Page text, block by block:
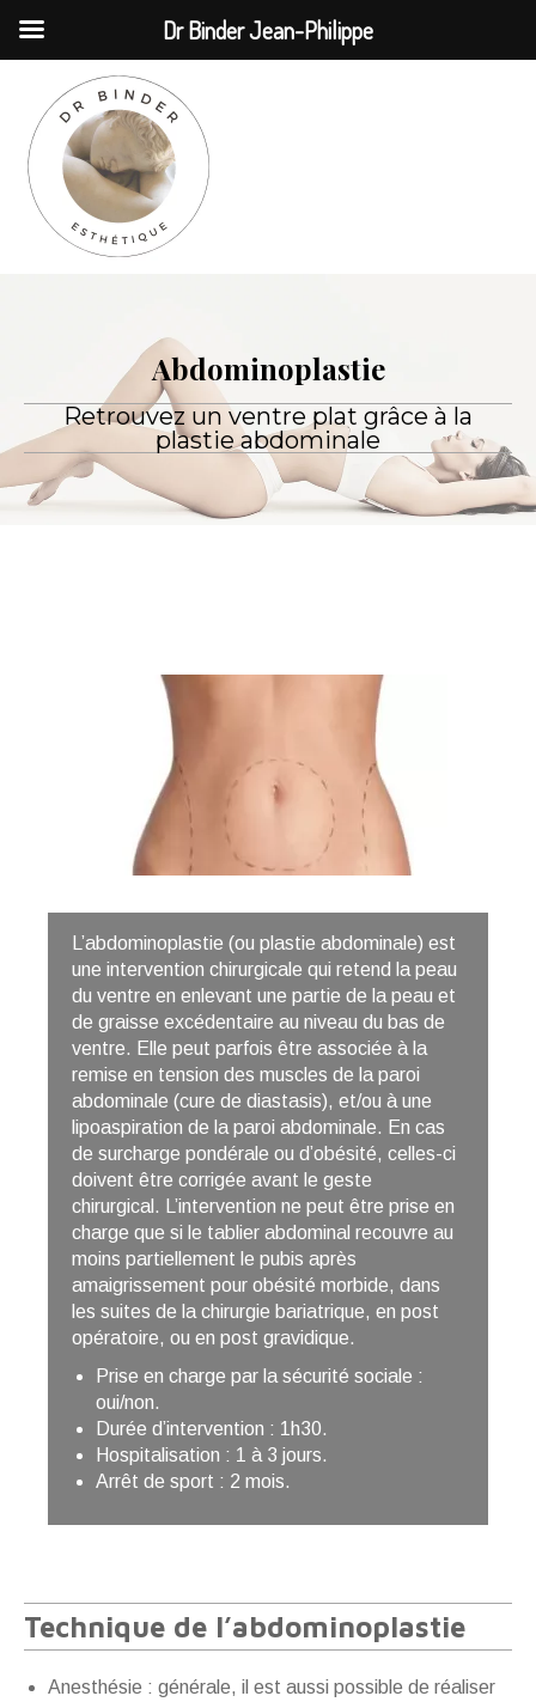
Abdominoplastie
Retrouvez un ventre plat grâce à la
plastie abdominale
L’abdominoplastie (ou plastie abdominale) est
une intervention chirurgicale qui retend la peau
du ventre en enlevant une partie de la peau et
de graisse excédentaire au niveau du bas de
ventre. Elle peut parfois être associée à la
remise en tension des muscles de la paroi
abdominale (cure de diastasis), et/ou à une
lipoaspiration de la paroi abdominale. En cas
de surcharge pondérale ou d’obésité, celles-ci
doivent être corrigée avant le geste
chirurgical. L’intervention ne peut être prise en
charge que si le tablier abdominal recouvre au
moins partiellement le pubis après
amaigrissement pour obésité morbide, dans
les suites de la chirurgie bariatrique, en post
opératoire, ou en post gravidique.
Prise en charge par la sécurité sociale :
oui/non.
Durée d’intervention : 1h30.
Hospitalisation : 1 à 3 jours.
Arrêt de sport : 2 mois.
Technique de l’abdominoplastie
Anesthésie : générale, il est aussi possible de réaliser
Dr Binder Jean-Philippe